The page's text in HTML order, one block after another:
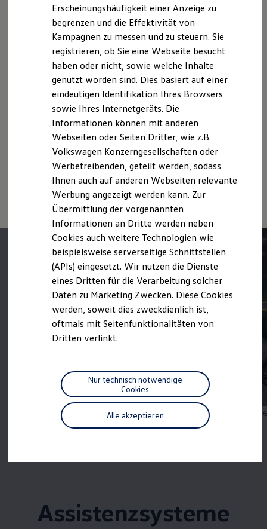
Marke und Erlebnis
Volkswagen R und R Experience
R-Modelle
R Experience
Driving Experience
Volkswagen entdecken
Werkbesichtigung
Lifestyle Shop
T-Roc Kollektion
Golf Kollektion
Volkswagen Kollektion
R-Kollektion
GTI Kollektion
Fußball Drop
we drive football
#wedriveproud
Besitzer und Service
myVolkswagen
Software Updates
Service und Ersatzteile
Inspektion und HU/AU
Reparaturen und Checks
Motorenöl und Flüssigkeiten
Räder und Reifen
Pannen- und Unfallhilfe
Economy Service
Volkswagen Teile
Zubehör
Modellspezifisches Zubehör
Individualisieren
Wallbox und Ladekabel
Digitale Extras
Dienste für Ihr Modell finden
Volkswagen Apps, Login und Shop
Handy und Fahrzeug verbinden
Vorgängermodelle
Assistenzsysteme
Digitale Betriebsanleitung
Mehr zumConnected Travel Assist
Parkassistenzsyste
me im Detail.
Mehr zum Parkassistent „Park Assist Pro“
Assistenzsysteme
teilweise Sonderausstattungen der Fahrzeuge gegen
Mehrpreis.
Bitte beachten Sie auch unseren Konfigurator für eine
Übersicht der aktuell verfügbaren Modelle und Ausstattungen.
Die angegebenen Verbrauchs- und Emissionswerte beziehen
sich nicht auf ein einzelnes Fahrzeug und sind nicht Bestandteil
des Angebots, sondern dienen allein Vergleichszwecken
zwischen den verschiedenen Fahrzeugtypen.
Zusatzausstattungen und Zubehör(Anbauteile, Reifenformat
usw.) können relevante Fahrzeugparameter, wie
Rollwiderstand und Aerodynamik verändern und neben
Witterungs- und Verkehrsbedingungen sowie dem
individuellen Fahrverhalten den Kraftstoffverbrauch, den
Stromverbrauch, die CO₂-Emissionen und die
Erscheinungshäufigkeit einer Anzeige zu
begrenzen und die Effektivität von
Kampagnen zu messen und zu steuern. Sie
registrieren, ob Sie eine Webseite besucht
haben oder nicht, sowie welche Inhalte
genutzt worden sind. Dies basiert auf einer
eindeutigen Identifikation Ihres Browsers
sowie Ihres Internetgeräts. Die
Informationen können mit anderen
Webseiten oder Seiten Dritter, wie z.B.
Volkswagen Konzerngesellschaften oder
Werbetreibenden, geteilt werden, sodass
Ihnen auch auf anderen Webseiten relevante
Werbung angezeigt werden kann. Zur
Übermittlung der vorgenannten
Informationen an Dritte werden neben
Cookies auch weitere Technologien wie
beispielsweise serverseitige Schnittstellen
(APIs) eingesetzt. Wir nutzen die Dienste
eines Dritten für die Verarbeitung solcher
Daten zu Marketing Zwecken. Diese Cookies
werden, soweit dies zweckdienlich ist,
oftmals mit Seitenfunktionalitäten von
Dritten verlinkt.
Alle akzeptieren
Nur technisch notwendige
Cookies